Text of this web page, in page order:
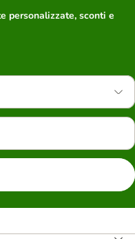
personalizzate, sconti e